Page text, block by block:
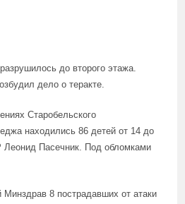
до второго этажа.
дело о теракте.
Старобельского
находились 86 детей от 14 до
Леонид Пасечник. Под обломками
Минздрав 8 пострадавших от атаки